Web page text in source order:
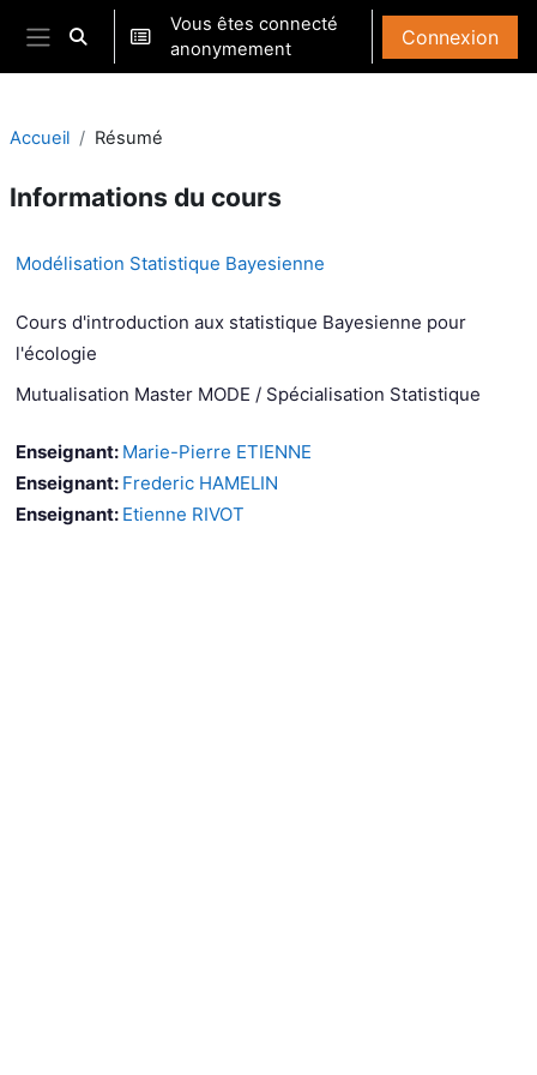
Passer au contenu principal
Panneau latéral
Activer/désactiver la saisie de recherche
Vous êtes connecté
anonymement
Connexion
Accueil Résumé
Informations du cours
Modélisation Statistique Bayesienne
Cours d'introduction aux statistique Bayesienne pour
l'écologie
Mutualisation Master MODE / Spécialisation Statistique
Enseignant: Marie-Pierre ETIENNE
Enseignant: Frederic HAMELIN
Enseignant: Etienne RIVOT